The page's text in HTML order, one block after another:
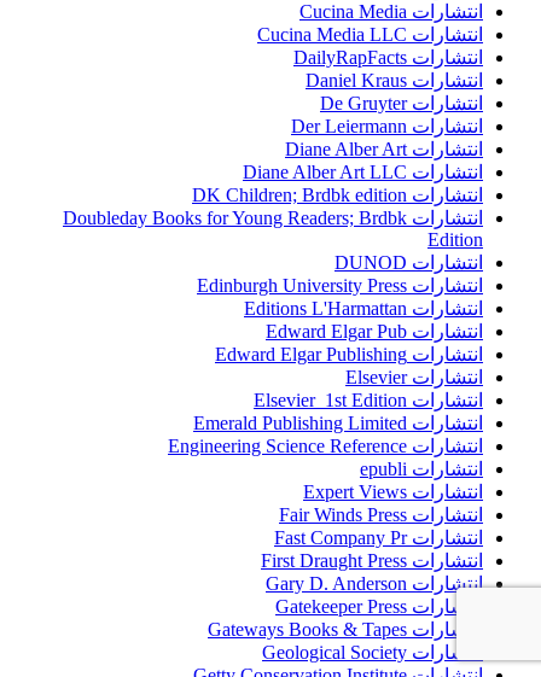
انتشارات Cucina Media
انتشارات Cucina Media LLC
انتشارات DailyRapFacts
انتشارات Daniel Kraus
انتشارات De Gruyter
انتشارات Der Leiermann
انتشارات Diane Alber Art
انتشارات Diane Alber Art LLC
انتشارات DK Children; Brdbk edition
انتشارات Doubleday Books for Young Readers; Brdbk
Edition
انتشارات DUNOD
انتشارات Edinburgh University Press
انتشارات Editions L'Harmattan
انتشارات Edward Elgar Pub
انتشارات Edward Elgar Publishing
انتشارات Elsevier
انتشارات Elsevier 1st Edition
انتشارات Emerald Publishing Limited
انتشارات Engineering Science Reference
انتشارات epubli
انتشارات Expert Views
انتشارات Fair Winds Press
انتشارات Fast Company Pr
انتشارات First Draught Press
انتشارات Gary D. Anderson
انتشارات Gatekeeper Press
انتشارات Gateways Books & Tapes
انتشارات Geological Society